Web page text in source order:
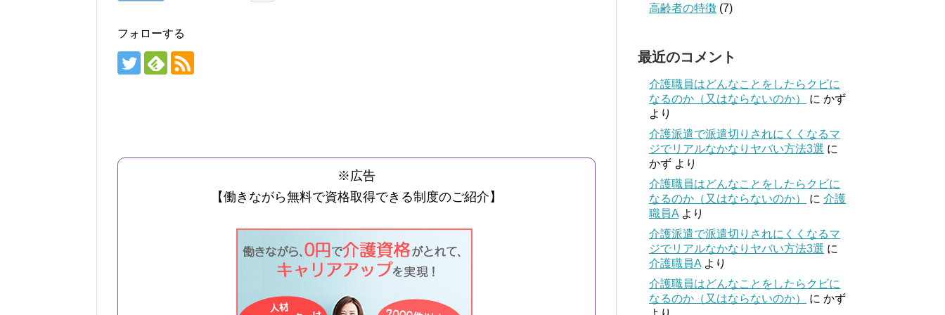
フォローする
※広告
【働きながら無料で資格取得できる制度のご紹介】
高齢者の特徴 (7)
最近のコメント
介護職員はどんなことをしたらクビに
なるのか（又はならないのか）
に かず
より
介護派遣で派遣切りされにくくなるマ
ジでリアルなかなりヤバい方法3選 に
かず より
介護職員はどんなことをしたらクビに
なるのか（又はならないのか）
に 介護
職員A より
介護派遣で派遣切りされにくくなるマ
ジでリアルなかなりヤバい方法3選 に
介護職員A より
介護職員はどんなことをしたらクビに
なるのか（又はならないのか）
に かず